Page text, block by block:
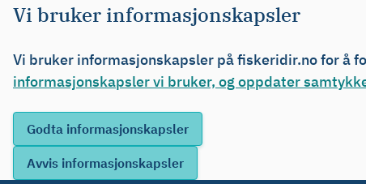
Vi bruker informasjonskapsler
Vi bruker informasjonskapsler på fiskeridir.no for å
informasjonskapsler vi bruker, og oppdater